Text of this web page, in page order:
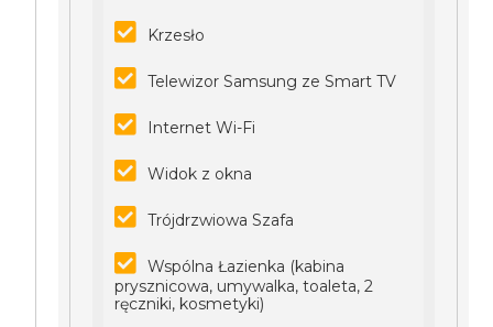
Krzesło
Telewizor Samsung ze Smart TV
Internet Wi-Fi
Widok z okna
Trójdrzwiowa Szafa
Wspólna Łazienka (kabina
prysznicowa, umywalka, toaleta, 2
ręczniki, kosmetyki)